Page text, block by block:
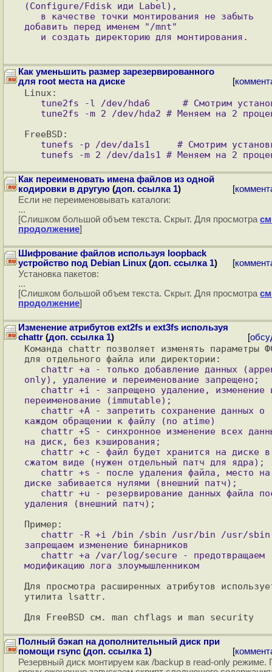
(Configure/Fdisk иди Label),
добавить перед именем "/mnt"
Как уменьшить размер зарезервированного
для root места на диске
[
Как переименовать имена файлов из одной
кодировки в другую (доп. ссылка 1) [
Если не переименовывать каталоги:
...
[Слишком большой объем текста. Скрыт. Для просмотра
продолжение]
Шифрование файлов используя loopback
устройство под Debian Linux (доп. ссылка 1) [
Установка пакетов:
...
[Слишком большой объем текста. Скрыт. Для просмотра
продолжение]
Изменение атрибутов ext2fs и ext3fs используя
chattr (доп. ссылка 1) [
Команда chattr позволяет изменять параметры
only), удаление и переименование запрещено;
переименование (immutable);
каждом обращении к файлу (no atime)
на диск, без кэширования;
сжатом виде (нужен отдельный патч для ядра);
диске забивается нулями (внешний патч);
запрещаем изменение бинарников
Для просмотра расширенных атрибутов
утилита lsattr.
Полный бэкап на дополнительный диск при
помощи rsync (доп. ссылка 1) [
Резервный диск монтируем как /backup в read-only режиме.